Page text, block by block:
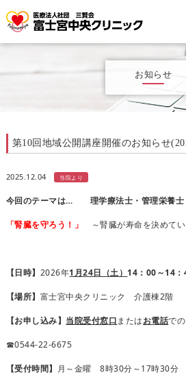
お知らせ
第10回地域公開講座開催のお知らせ
2025.12.04 当院より
今回のテーマは… 理学療法士・管理栄養士
「腎臓を守ろう！」 ～腎臓が寿命を決めて
【日時】 2026年1 月24日（土） 14 ：00～14
【場所】 富士宮中央クリニック 介護棟2階
【お申し込み】 当院受付窓口またはお電話で
☎0544-22-6675
【受付時間】 月～金曜 8時30分～17時30分